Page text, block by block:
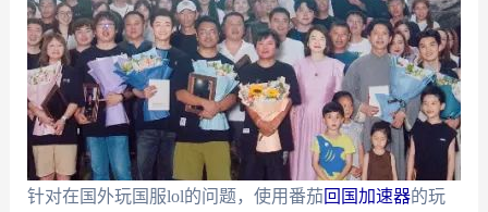
针对在国外玩国服lol的问题，使用番茄回国加速器的玩